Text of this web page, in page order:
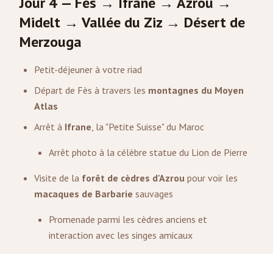
Midelt → Vallée du Ziz → Désert de
Merzouga
Petit-déjeuner à votre riad
Départ de Fès à travers les montagnes du Moyen
Atlas
Arrêt à Ifrane, la "Petite Suisse" du Maroc
Arrêt photo à la célèbre statue du Lion de Pierre
Visite de la forêt de cèdres d'Azrou pour voir les
macaques de Barbarie sauvages
Promenade parmi les cèdres anciens et
interaction avec les singes amicaux